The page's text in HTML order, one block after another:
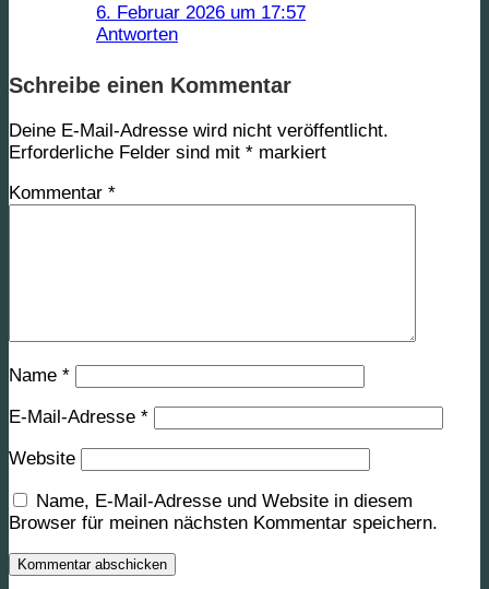
6. Februar 2026 um 17:57
Antworten
Schreibe einen Kommentar
Deine E-Mail-Adresse wird nicht veröffentlicht.
Erforderliche Felder sind mit * markiert
Kommentar *
Name *
E-Mail-Adresse *
Website
Name, E-Mail-Adresse und Website in diesem
Browser für meinen nächsten Kommentar speichern.